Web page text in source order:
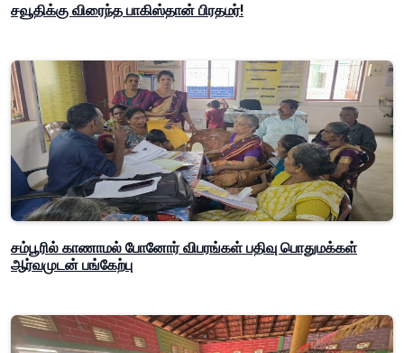
சவூதிக்கு விரைந்த பாகிஸ்தான் பிரதமர்!
சம்பூரில் காணாமல் போனோர் விபரங்கள் பதிவு பொதுமக்கள்
ஆர்வமுடன் பங்கேற்பு